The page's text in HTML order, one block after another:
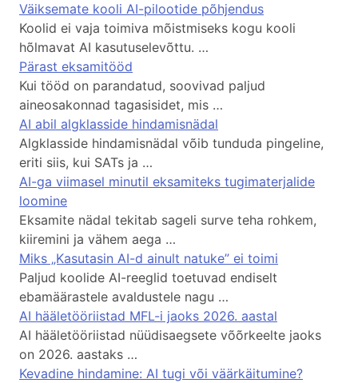
Väiksemate kooli AI-pilootide põhjendus
Koolid ei vaja toimiva mõistmiseks kogu kooli
hõlmavat AI kasutuselevõttu. …
Pärast eksamitööd
Kui tööd on parandatud, soovivad paljud
aineosakonnad tagasisidet, mis …
AI abil algklasside hindamisnädal
Algklasside hindamisnädal võib tunduda pingeline,
eriti siis, kui SATs ja …
AI-ga viimasel minutil eksamiteks tugimaterjalide
loomine
Eksamite nädal tekitab sageli surve teha rohkem,
kiiremini ja vähem aega …
Miks „Kasutasin AI-d ainult natuke” ei toimi
Paljud koolide AI-reeglid toetuvad endiselt
ebamäärastele avaldustele nagu …
AI hääletööriistad MFL-i jaoks 2026. aastal
AI hääletööriistad nüüdisaegsete võõrkeelte jaoks
on 2026. aastaks …
Kevadine hindamine: AI tugi või väärkäitumine?